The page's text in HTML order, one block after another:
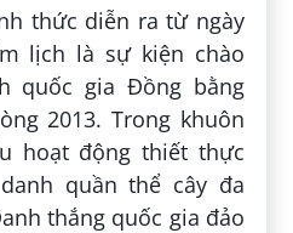
thức diễn ra từ ngày
lịch là sự kiện chào
quốc gia Đồng bằng
2013. Trong khuôn
hoạt động thiết thực
quần thể cây đa
thắng quốc gia đảo